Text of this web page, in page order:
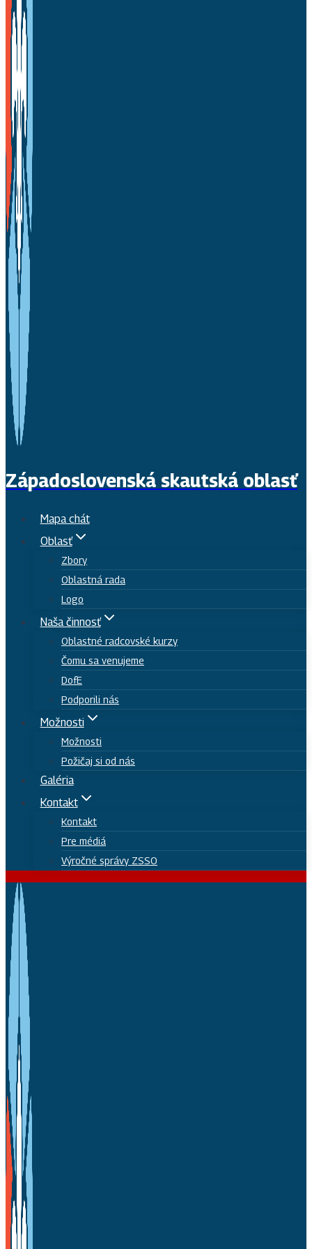
Západoslovenská skautská oblasť
Mapa chát
Oblasť
Zbory
Oblastná rada
Logo
Naša činnosť
Oblastné radcovské kurzy
Čomu sa venujeme
DofE
Podporili nás
Možnosti
Možnosti
Požičaj si od nás
Galéria
Kontakt
Kontakt
Pre médiá
Výročné správy ZSSO